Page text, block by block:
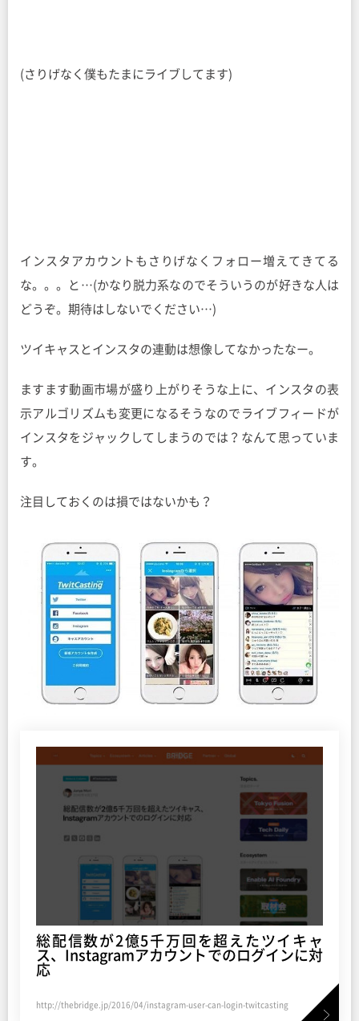
(さりげなく僕もたまにライブしてます)
インスタアカウントもさりげなくフォロー増えてきてる
な。。。と…(かなり脱力系なのでそういうのが好きな人は
どうぞ。期待はしないでください…)
ツイキャスとインスタの連動は想像してなかったなー。
ますます動画市場が盛り上がりそうな上に、インスタの表
示アルゴリズムも変更になるそうなのでライブフィードが
インスタをジャックしてしまうのでは？なんて思っていま
す。
注目しておくのは損ではないかも？
総配信数が2億5千万回を超えたツイキャ
ス、Instagramアカウントでのログインに対
応
http://thebridge.jp/2016/04/instagram-user-can-login-twitcasting